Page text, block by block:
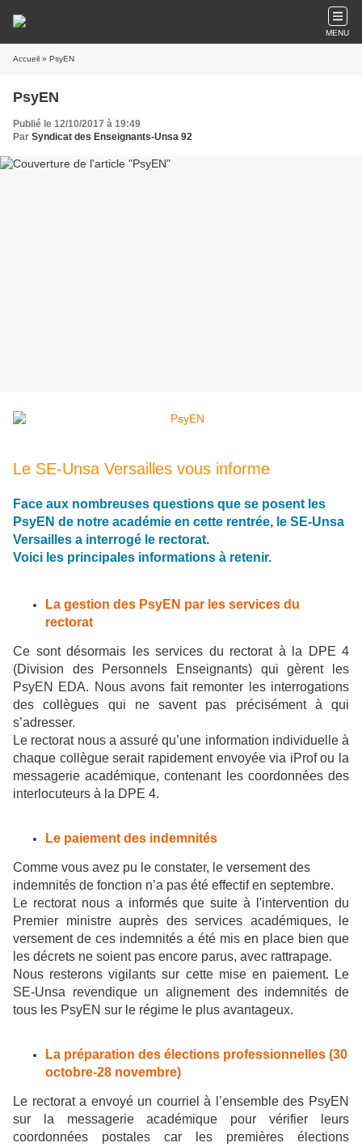
MENU
Accueil » PsyEN
PsyEN
Publié le 12/10/2017 à 19:49
Par Syndicat des Enseignants-Unsa 92
Le SE-Unsa Versailles vous informe
Face aux nombreuses questions que se posent les
PsyEN de notre académie en cette rentrée, le SE-Unsa
Versailles a interrogé le rectorat.
Voici les principales informations à retenir.
La gestion des PsyEN par les services du
rectorat
Ce sont désormais les services du rectorat à la DPE 4
(Division des Personnels Enseignants) qui gèrent les
PsyEN EDA. Nous avons fait remonter les interrogations
des collègues qui ne savent pas précisément à qui
s’adresser.
Le rectorat nous a assuré qu’une information individuelle à
chaque collègue serait rapidement envoyée via iProf ou la
messagerie académique, contenant les coordonnées des
interlocuteurs à la DPE 4.
Le paiement des indemnités
Comme vous avez pu le constater, le versement des
indemnités de fonction n’a pas été effectif en septembre.
Le rectorat nous a informés que suite à l'intervention du
Premier ministre auprès des services académiques, le
versement de ces indemnités a été mis en place bien que
les décrets ne soient pas encore parus, avec rattrapage.
Nous resterons vigilants sur cette mise en paiement. Le
SE-Unsa revendique un alignement des indemnités de
tous les PsyEN sur le régime le plus avantageux.
La préparation des élections professionnelles (30
octobre-28 novembre)
Le rectorat a envoyé un courriel à l’ensemble des PsyEN
sur la messagerie académique pour vérifier leurs
coordonnées postales car les premières élections